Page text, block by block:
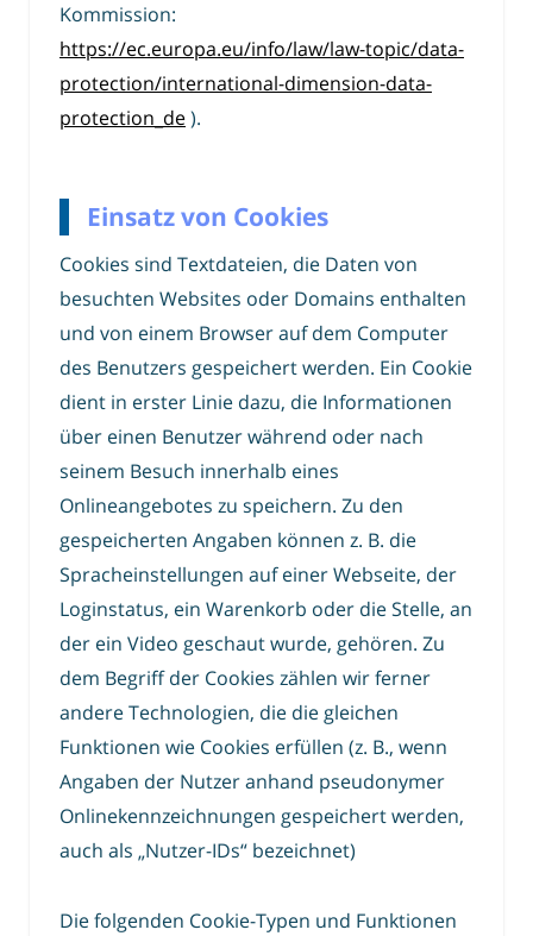
Kommission:
https://ec.europa.eu/info/law/law-topic/data-
protection/international-dimension-data-
protection_de).
Einsatz von Cookies
Cookies sind Textdateien, die Daten von
besuchten Websites oder Domains enthalten
und von einem Browser auf dem Computer
des Benutzers gespeichert werden. Ein Cookie
dient in erster Linie dazu, die Informationen
über einen Benutzer während oder nach
seinem Besuch innerhalb eines
Onlineangebotes zu speichern. Zu den
gespeicherten Angaben können z. B. die
Spracheinstellungen auf einer Webseite, der
Loginstatus, ein Warenkorb oder die Stelle, an
der ein Video geschaut wurde, gehören. Zu
dem Begriff der Cookies zählen wir ferner
andere Technologien, die die gleichen
Funktionen wie Cookies erfüllen (z. B., wenn
Angaben der Nutzer anhand pseudonymer
Onlinekennzeichnungen gespeichert werden,
auch als „Nutzer-IDs“ bezeichnet)
Die folgenden Cookie-Typen und Funktionen